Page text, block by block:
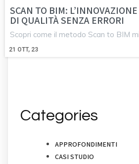
SCAN TO BIM:
DI QUALITÀ SENZA ERRORI
21 OTT, 23
Scopri come il metodo Scan to BIM
Categories
APPROFONDIMENTI
CASI STUDIO